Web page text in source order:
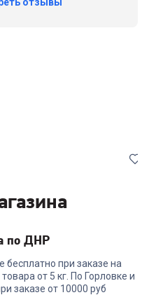
6966258
Гриль ARTEL ART-GT-60A
по ДНР
при заказе на
от 5 кг. По Горловке и
заказе от 10000 руб